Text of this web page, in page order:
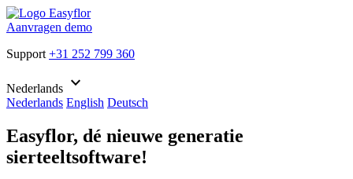
Aanvragen demo
Support +31 252 799 360
Nederlands keyboard_arrow_down
Nederlands English Deutsch
Easyflor, dé nieuwe generatie
sierteeltsoftware!